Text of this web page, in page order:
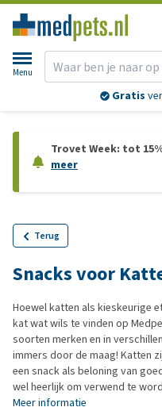
Menu
Gratis
Trovet Week: tot
meer
Terug
Snacks voor
Hoewel katten als kieskeurige
kat wat wils te vinden op
soorten merken en in
immers door de maag! Katten
een snack als beloning van
wel heerlijk om verwend te
Meer informatie